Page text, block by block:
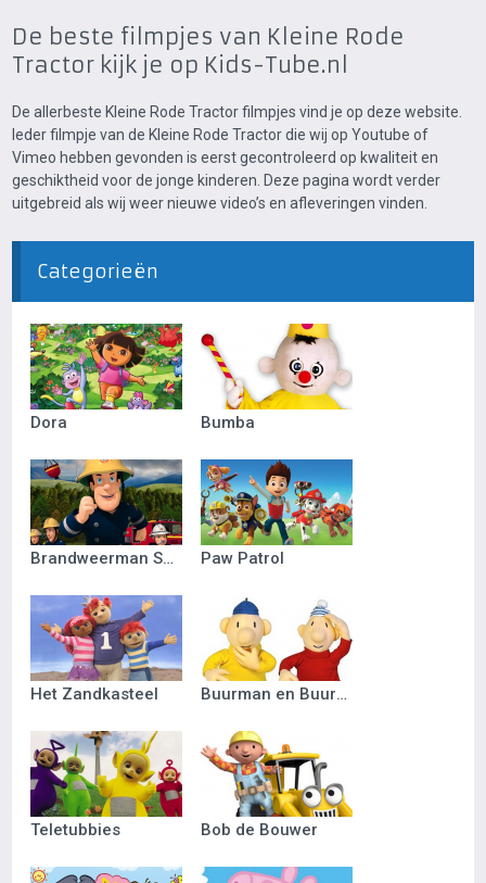
De beste filmpjes van Kleine Rode
Tractor kijk je op Kids-Tube.nl
De allerbeste Kleine Rode Tractor filmpjes vind je op deze website.
Ieder filmpje van de Kleine Rode Tractor die wij op Youtube of
Vimeo hebben gevonden is eerst gecontroleerd op kwaliteit en
geschiktheid voor de jonge kinderen. Deze pagina wordt verder
uitgebreid als wij weer nieuwe video’s en afleveringen vinden.
Categorieën
Dora Bumba
Brandweerman Sam Paw Patrol
Het Zandkasteel Buurman en Buurman
Teletubbies Bob de Bouwer